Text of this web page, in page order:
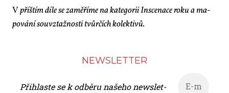
Vpříš­tím dí­le se za­mě­ří­me na ka­te­go­rii In­sce­na­ce roku a ma­
po­vá­ní sou­vztaž­nos­ti tvůr­čích ko­lek­ti­vů.
NEWS­LET­TER
Při­hlas­te se k od­bě­ru na­še­ho news­let­